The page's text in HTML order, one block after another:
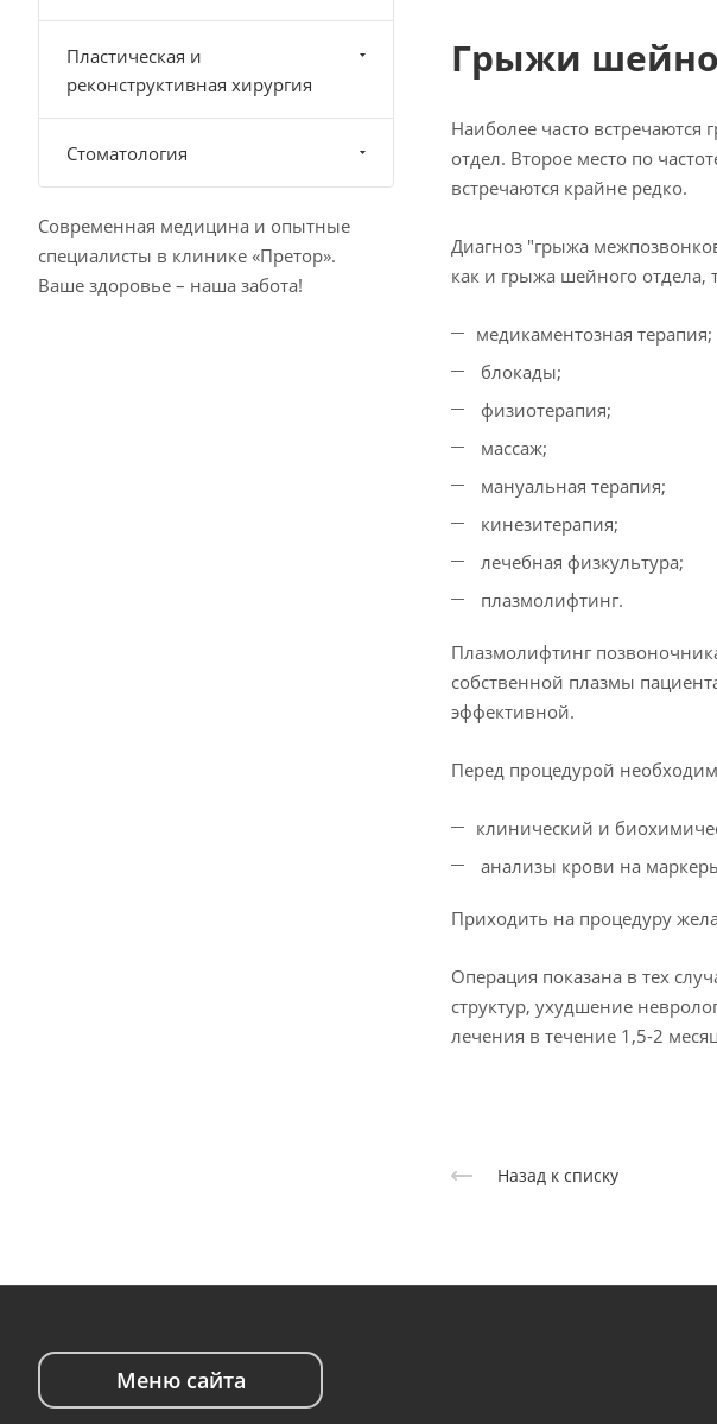
Грыжи
Наиболее часто
отдел. Второе место по
встречаются крайне редко.
Диагноз "грыжа
как и грыжа шейного отдела,
медикаментозная терапия;
блокады;
физиотерапия;
массаж;
мануальная терапия;
кинезитерапия;
лечебная физкультура;
плазмолифтинг.
Плазмолифтинг
собственной плазмы
эффективной.
Перед процедурой
клинический и
анализы крови на
Приходить на процедуру
Операция показана в тех
структур, ухудшение
лечения в течение 1,5-2
Назад к списку
Пластическая и
реконструктивная хирургия
Стоматология
Современная медицина и опытные
специалисты в клинике «Претор».
Ваше здоровье – наша забота!
Меню сайта